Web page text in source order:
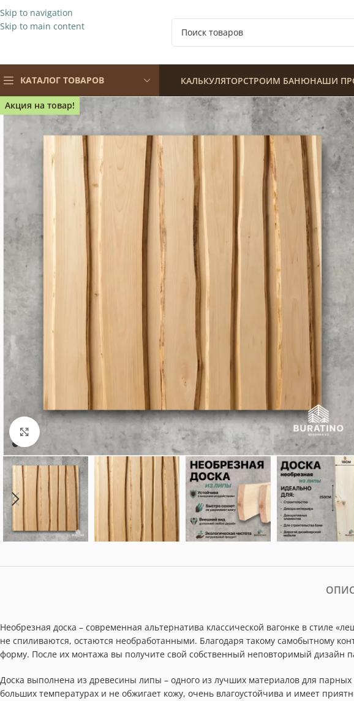
Skip to navigation
Skip to main content
КАТАЛОГ ТОВАРОВ КАЛЬКУЛЯТОРСТРОИМ БАНЮНАШИ
Акция на товар!
Нажмите, чтобы увеличить
Необрезная доска – современная альтернатива классической вагонке в стиле
не спиливаются, остаются необработанными. Благодаря такому самобытному
форму. После их монтажа вы получите свой собственный неповторимый дизайн
Доска выполнена из древесины липы – одного из лучших материалов для
больших температурах и не обжигает кожу, очень влагоустойчива и имеет